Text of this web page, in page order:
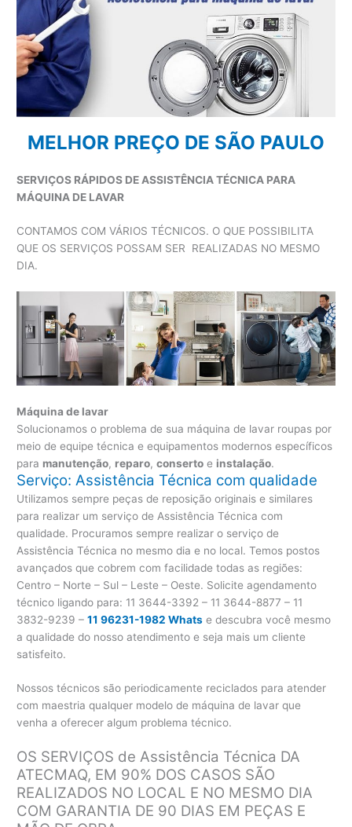
MELHOR PREÇO DE SÃO PAULO
SERVIÇOS RÁPIDOS DE ASSISTÊNCIA TÉCNICA PARA
MÁQUINA DE LAVAR
CONTAMOS COM VÁRIOS TÉCNICOS. O QUE POSSIBILITA
QUE OS SERVIÇOS POSSAM SER REALIZADAS NO MESMO
DIA.
Máquina de lavar
Solucionamos o problema de sua máquina de lavar roupas por
meio de equipe técnica e equipamentos modernos específicos
para manutenção, reparo,conserto e instalação.
Serviço: Assistência Técnica com qualidade
Utilizamos sempre peças de reposição originais e similares
para realizar um serviço de Assistência Técnica com
qualidade. Procuramos sempre realizar o serviço de
Assistência Técnica no mesmo dia e no local. Temos postos
avançados que cobrem com facilidade todas as regiões:
Centro – Norte – Sul – Leste – Oeste. Solicite agendamento
técnico ligando para: 11 3644-3392 – 11 3644-8877 – 11
3832-9239 –11 96231-1982 Whats e descubra você mesmo
a qualidade do nosso atendimento e seja mais um cliente
satisfeito.
Nossos técnicos são periodicamente reciclados para atender
com maestria qualquer modelo de máquina de lavar que
venha a oferecer algum problema técnico.
OS SERVIÇOS de Assistência Técnica DA
ATECMAQ, EM 90% DOS CASOS SÃO
REALIZADOS NO LOCAL E NO MESMO DIA
COM GARANTIA DE 90 DIAS EM PEÇAS E